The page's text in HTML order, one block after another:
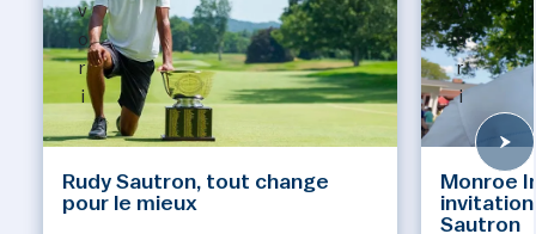
v
o
r
i
Rudy Sautron, tout change
pour le mieux
v
o
r
i
Monroe
invitation
Sautron